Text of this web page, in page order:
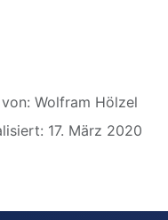
Wolfram Hölzel
17. März 2020